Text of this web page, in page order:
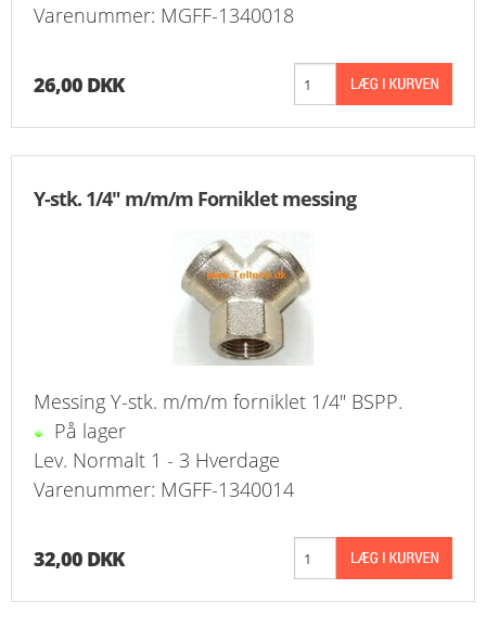
BESPÆNDING, GUMMIDELE M.M.
BEARBEJDNING, MONTAGE & HAVEARBEJDE
MATERIEL HÅNDTERING
FORSIDE
TILBUD
PROFIL
FAQ
Varenummer: MGFF-1340018
26,00 DKK
Y-stk. 1/4" m/m/m Forniklet messing
Messing Y-stk. m/m/m forniklet 1/4" BSPP.
På lager
Lev. Normalt 1 - 3 Hverdage
Varenummer: MGFF-1340014
32,00 DKK